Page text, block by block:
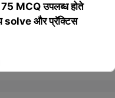
MCQ उपलब्ध होते
solve और प्रॅक्टिस